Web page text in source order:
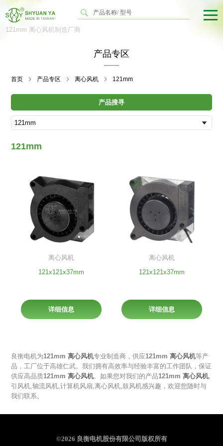
121mm 离心风机制造厂商
产品专区
首页 产品专区 离心风机 121mm
产品搜寻
121mm
离心风机
121x121x37mm
详细信息
离心风机
121x121x37mm
详细信息
良衡电机为121mm离心风机专业制造商，供应121mm离心风机等产
品，工厂位于高雄仁武。我们拥有高效率与经验丰富的工作团队，保证
供应高品质121mm离心风机。如果您对我们的产品121mm离心风机,
引风机,轴流风机,计算机风扇,离心风机,鼓风机感兴趣，欢迎您随时与
我们联系。
©2026 良衡电机股份有限公司版权所有